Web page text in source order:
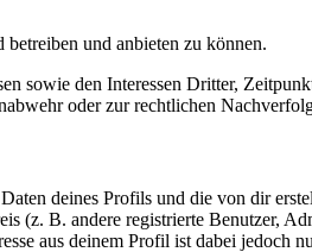
und anbieten zu können.
sowie den Interessen Dritter,
oder zur rechtlichen
deines Profils und die von dir
(z. B. andere registrierte Benutzer,
aus deinem Profil ist dabei jedoch